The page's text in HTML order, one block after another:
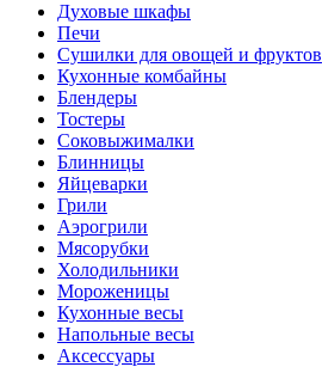
Духовые шкафы
Печи
Сушилки для овощей и фруктов
Кухонные комбайны
Блендеры
Тостеры
Соковыжималки
Блинницы
Яйцеварки
Грили
Аэрогрили
Мясорубки
Холодильники
Мороженицы
Кухонные весы
Напольные весы
Аксессуары